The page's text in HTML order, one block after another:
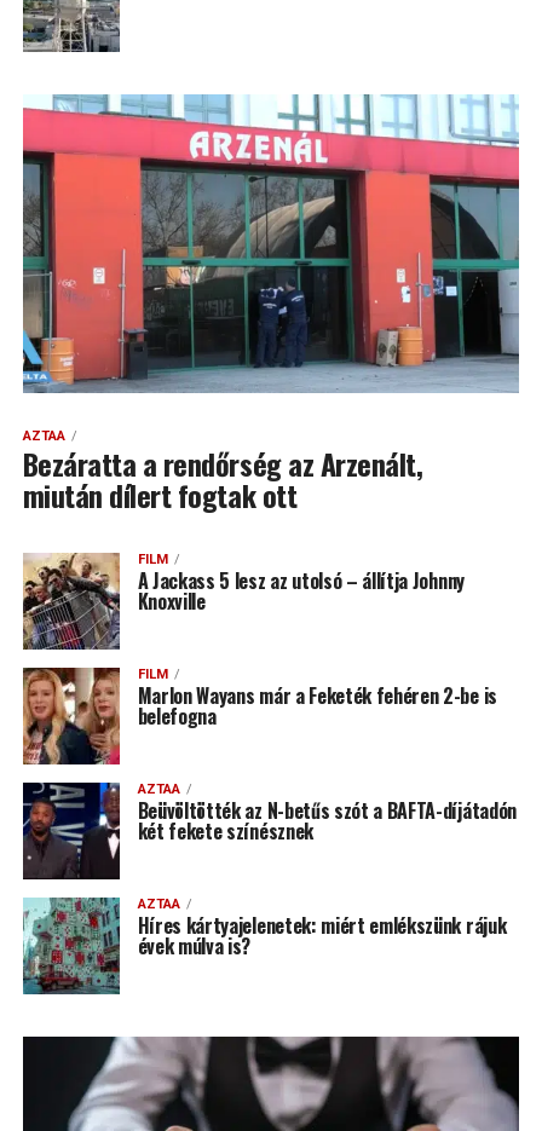
AZTAA
Bezáratta a rendőrség az Arzenált,
miután dílert fogtak ott
FILM
A Jackass 5 lesz az utolsó – állítja Johnny
Knoxville
FILM
Marlon Wayans már a Feketék fehéren 2-be is
belefogna
AZTAA
Beüvöltötték az N-betűs szót a BAFTA-díjátadón
két fekete színésznek
AZTAA
Híres kártyajelenetek: miért emlékszünk rájuk
évek múlva is?